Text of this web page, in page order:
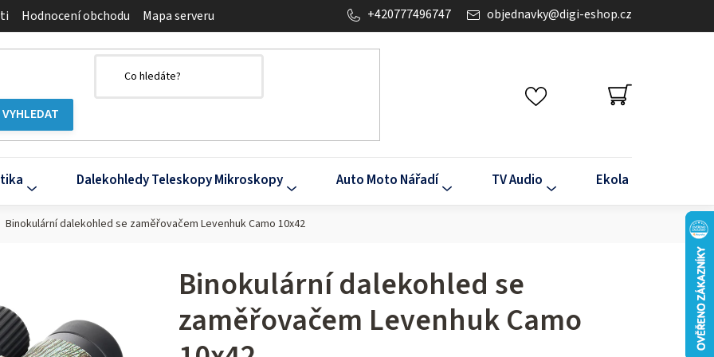
Hodnocení obchodu Mapa serveru objednavky@digi-eshop.cz
+420777496747
NÁKUPNÍ
KOŠÍK
Dalekohledy Teleskopy Mikroskopy Auto Moto Nářadí TV Audio Ekola
Binokulární dalekohled se zaměřovačem Levenhuk Camo 10x42
Binokulární dalekohled se
zaměřovačem Levenhuk Camo